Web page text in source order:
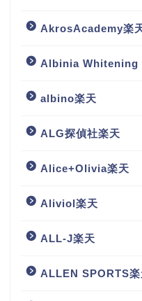
AkrosAcademy楽
Albinia Whitening
albino楽天
ALG探偵社楽天
Alice+Olivia楽天
Aliviol楽天
ALL-J楽天
ALLEN SPORTS楽